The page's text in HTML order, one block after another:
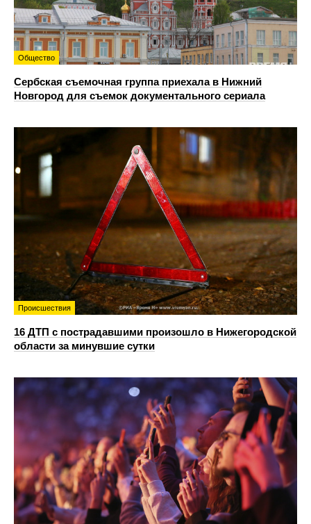
Общество
Сербская съемочная группа приехала в Нижний
Новгород для съемок документального сериала
Происшествия
16 ДТП с пострадавшими произошло в Нижегородской
области за минувшие сутки